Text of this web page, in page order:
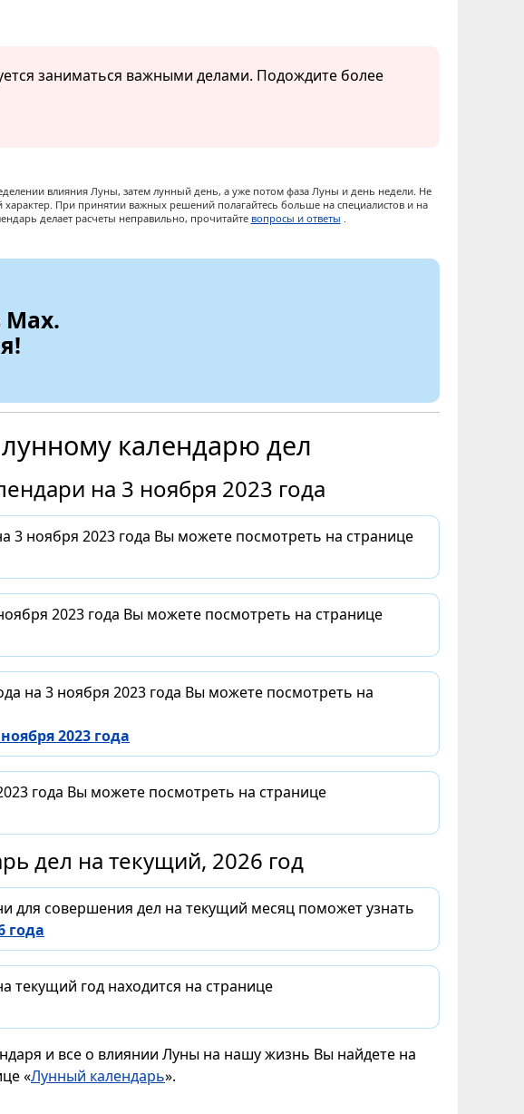
заниматься важными делами. Подождите более
влияния Луны, затем лунный день, а уже потом фаза Луны и день недели. Не
При принятии важных решений полагайтесь больше на специалистов и на
делает расчеты неправильно, прочитайте вопросы и ответы .
календарю дел
на 3 ноября 2023 года
ноября 2023 года Вы можете посмотреть на странице
2023 года Вы можете посмотреть на странице
на 3 ноября 2023 года Вы можете посмотреть на
2023 года
года Вы можете посмотреть на странице
дел на текущий, 2026 год
для совершения дел на текущий месяц поможет узнать
года
текущий год находится на странице
и все о влиянии Луны на нашу жизнь Вы найдете на
«Лунный календарь».